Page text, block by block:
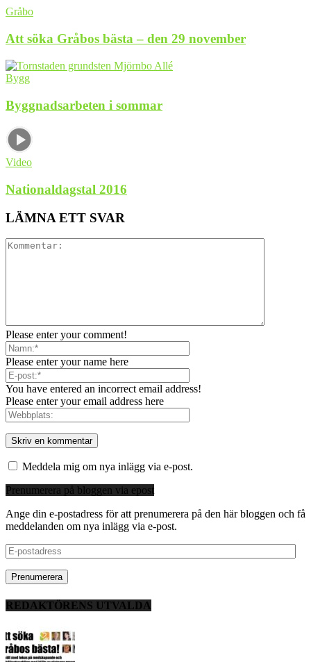
Gråbo
Att söka Gråbos bästa – den 29 november
Bygg
Byggnadsarbeten i sommar
Video
Nationaldagstal 2016
LÄMNA ETT SVAR
Please enter your comment!
Please enter your name here
You have entered an incorrect email address!
Please enter your email address here
Meddela mig om nya inlägg via e-post.
Prenumerera på bloggen via epost
Ange din e-postadress för att prenumerera på den här bloggen och få
meddelanden om nya inlägg via e-post.
E-
postadress
REDAKTÖRENS UTVALDA